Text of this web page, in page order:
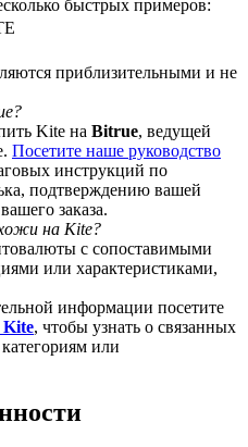
pool
USDT
USDT Bonus
быстрых примеров:
приблизительными и не
Kite на Bitrue, ведущей
Посетите наше руководство
инструкций по
подтверждению вашей
заказа.
на Kite?
с сопоставимыми
или характеристиками,
информации посетите
Kite, чтобы узнать о связанных
или